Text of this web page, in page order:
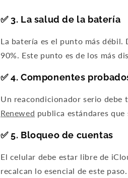
✅ 3. La salud de la batería
La batería es el punto más débil.
90%. Este punto es de los más
✅ 4. Componentes
Un reacondicionador serio debe
Renewed publica estándares que
✅ 5. Bloqueo de cuentas
El celular debe estar libre de
recalcan lo esencial de este paso.